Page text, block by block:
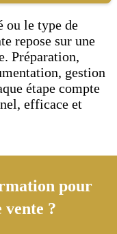
ou le type de
repose sur une
Préparation,
gestion
étape compte
efficace et
pour
?